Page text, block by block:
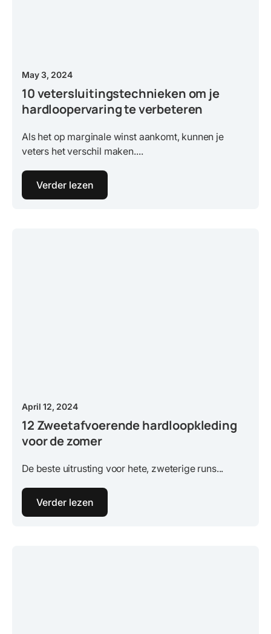
May 3, 2024
10 vetersluitingstechnieken om je
hardloopervaring te verbeteren
Als het op marginale winst aankomt, kunnen je
veters het verschil maken....
Verder lezen
April 12, 2024
12 Zweetafvoerende hardloopkleding
voor de zomer
De beste uitrusting voor hete, zweterige runs...
Verder lezen